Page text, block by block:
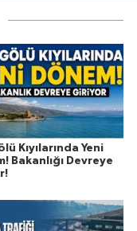
Kıyılarında Yeni
Bakanlığı Devreye